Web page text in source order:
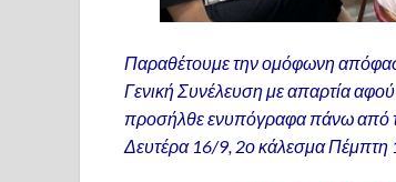
Παραθέτουμε την ομόφωνη
Γενική Συνέλευση με απαρτία
προσήλθε ενυπόγραφα πάνω από
Δευτέρα 16/9, 2ο κάλεσμα Πέμπτη